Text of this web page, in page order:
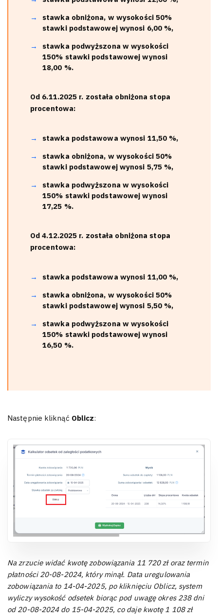
stawka obniżona, w wysokości 50%
stawki podstawowej wynosi 6,00 %,
stawka podwyższona w wysokości
150% stawki podstawowej wynosi
18,00 %.
Od 6.11.2025 r. została obniżona stopa
procentowa:
stawka podstawowa wynosi 11,50 %,
stawka obniżona, w wysokości 50%
stawki podstawowej wynosi 5,75 %,
stawka podwyższona w wysokości
150% stawki podstawowej wynosi
17,25 %.
Od 4.12.2025 r. została obniżona stopa
procentowa:
stawka podstawowa wynosi 11,00 %,
stawka obniżona, w wysokości 50%
stawki podstawowej wynosi 5,50 %,
stawka podwyższona w wysokości
150% stawki podstawowej wynosi
16,50 %.
Następnie kliknąć Oblicz:
Na zrzucie widać kwotę zobowiązania 11 720 zł oraz termin
płatności 20-08-2024, który minął. Data uregulowania
zobowiązania to 14-04-2025, po kliknięciu Oblicz, system
wyliczy wysokość odsetek biorąc pod uwagę okres 238 dni
od 20-08-2024 do 15-04-2025, co daje kwotę 1 108 zł